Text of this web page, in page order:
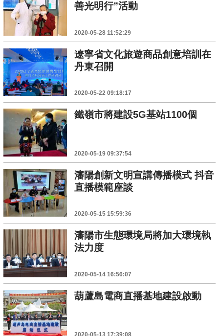
善光明行”活動
2020-05-28 11:52:29
遼寧省文化旅遊商品創意培訓在
丹東召開
2020-05-22 09:18:17
鐵嶺市將建設5G基站1100個
2020-05-19 09:37:54
瀋陽創新文明宣講傳播模式 抖音
直播模範座談
2020-05-15 15:59:36
瀋陽市生態環境局將加大環境執
法力度
2020-05-14 16:56:07
葫蘆島電商直播基地建設啟動
2020-05-13 17:39:08